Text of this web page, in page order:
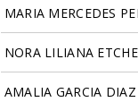
MARIA MERCEDES
NORA LILIANA
AMALIA GARCIA